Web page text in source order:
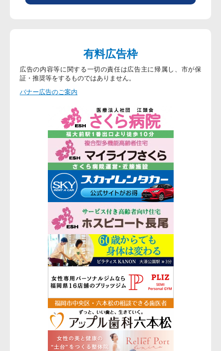
有料広告枠
広告の内容等に関する一切の責任は広告主に帰属し、市が保
証・推奨等をするものではありません。
バナー広告のご案内